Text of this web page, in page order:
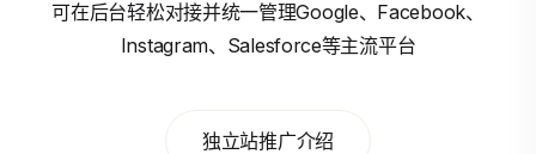
可在后台轻松对接并统一管理Google、Facebook、
Instagram、Salesforce等主流平台
独立站推广介绍